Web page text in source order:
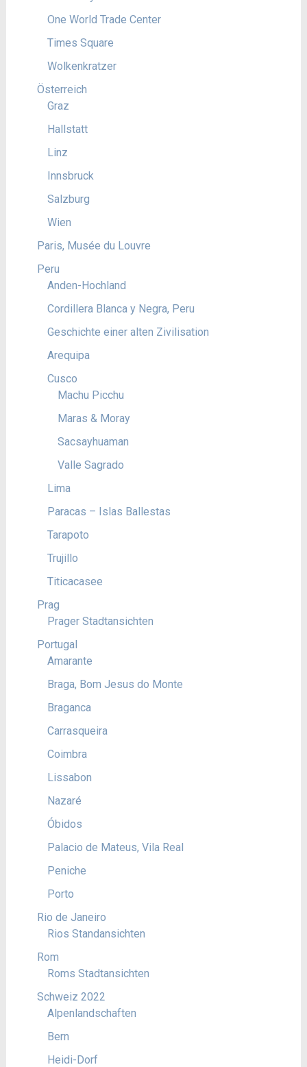
One World Trade Center
Times Square
Wolkenkratzer
Österreich
Graz
Hallstatt
Linz
Innsbruck
Salzburg
Wien
Paris, Musée du Louvre
Peru
Anden-Hochland
Cordillera Blanca y Negra, Peru
Geschichte einer alten Zivilisation
Arequipa
Cusco
Machu Picchu
Maras & Moray
Sacsayhuaman
Valle Sagrado
Lima
Paracas – Islas Ballestas
Tarapoto
Trujillo
Titicacasee
Prag
Prager Stadtansichten
Portugal
Amarante
Braga, Bom Jesus do Monte
Braganca
Carrasqueira
Coimbra
Lissabon
Nazaré
Óbidos
Palacio de Mateus, Vila Real
Peniche
Porto
Rio de Janeiro
Rios Standansichten
Rom
Roms Stadtansichten
Schweiz 2022
Alpenlandschaften
Bern
Heidi-Dorf